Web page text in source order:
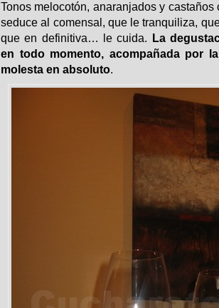
Tonos melocotón, anaranjados y
seduce al comensal, que le tranquiliza,
que en definitiva… le cuida.
La
en todo momento, acompañada por
molesta en absoluto.